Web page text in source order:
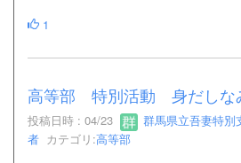
1
高等部 特別活動 身だしな
投稿日時 : 04/23
群馬県立吾妻特別
者 カテゴリ:高等部